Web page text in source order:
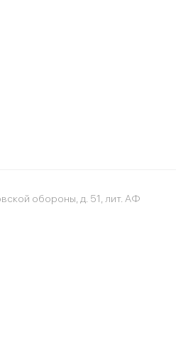
обороны, д. 51, лит. АФ